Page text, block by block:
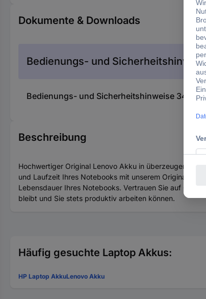
Dokumente & Downloads
Bedienungs- und
Bedienungs- und Sicherheitshinweise
Beschreibung
Hochwertiger Original Lenovo Akku in überzeugender
und Laufzeit Ihres Notebooks mit unserem Original-
Lebensdauer Ihres Notebooks. Vertrauen Sie auf
bleibt und Sie stets produktiv arbeiten können.
Häufig gesuchte Laptop Akkus:
HP Laptop AkkuLenovo Akku